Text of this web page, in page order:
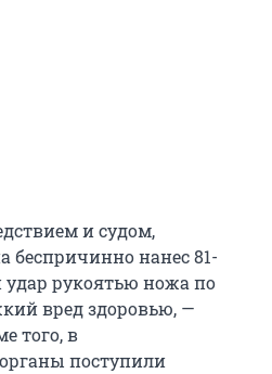
и судом,
нанес 81-
рукоятью ножа по
вред здоровью, —
того, в
поступили